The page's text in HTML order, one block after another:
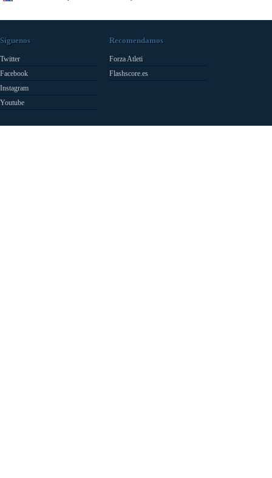
Síguenos
Twitter
Facebook
Instagram
Youtube
Recomendamos
Forza Atleti
Flashscore.es